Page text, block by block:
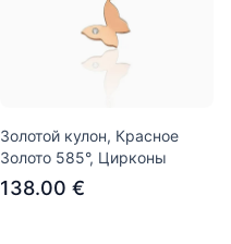
Золотой кулон, Красное
Золото 585°, Цирконы
138.00 €